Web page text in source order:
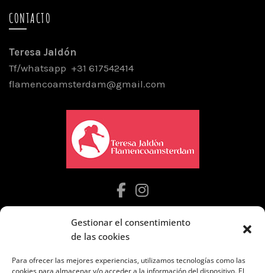
Gestionar el consentimiento
de las cookies
Para ofrecer las mejores experiencias, utilizamos tecnologías como las
cookies para almacenar y/o acceder a la información del dispositivo. El
CONTACTO
Teresa Jaldón
Tf/whatsapp +31 617542414
flamencoamsterdam@gmail.com
NUESTRAS CLASES